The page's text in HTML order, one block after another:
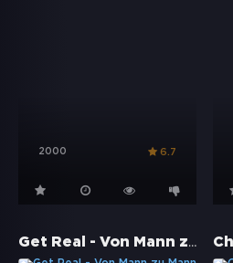
2000 6.7
Get Real - Von Mann zu Mann